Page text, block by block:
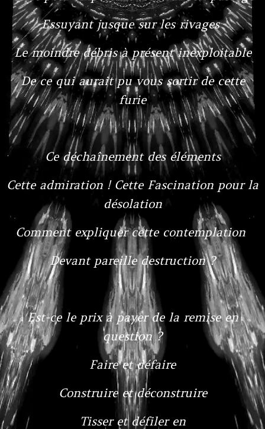
Essuyant jusque sur les rivages
Le moindre débris à présent inexploitable
De ce qui aurait pu vous sortir de cette
furie
Ce déchaînement des éléments
Cette admiration ! Cette Fascination pour la
désolation
Comment expliquer cette contemplation
Devant pareille destruction ?
Est-ce le prix à payer de la remise en
question ?
Faire et défaire
Construire et déconstruire
Tisser et défiler en